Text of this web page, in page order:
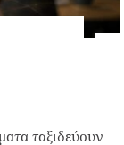
ταξιδεύουν